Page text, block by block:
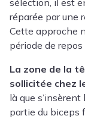
réparée par une
Cette approche
période de repos
La zone de la
sollicitée chez
là que
partie du biceps